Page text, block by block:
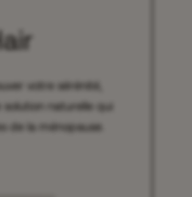
votre sérénité,
naturelle qui
de la ménopause.